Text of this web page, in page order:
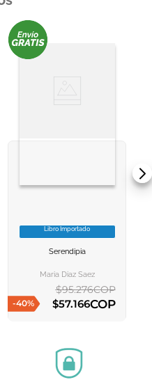
VER INFORMACION
Libro Importado
Serendipia
Maria Diaz Saez
-40%
$95.276COP
$57.166COP